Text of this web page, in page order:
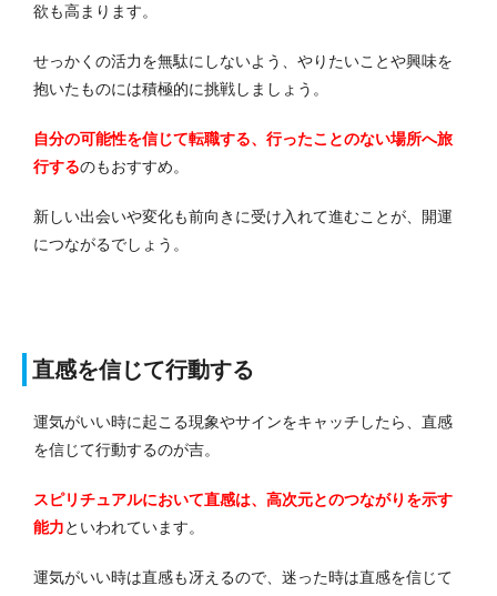
欲も高まります。
せっかくの活力を無駄にしないよう、やりたいことや興味を
抱いたものには積極的に挑戦しましょう。
自分の可能性を信じて転職する、行ったことのない場所へ旅
行するのもおすすめ。
新しい出会いや変化も前向きに受け入れて進むことが、開運
につながるでしょう。
直感を信じて行動する
運気がいい時に起こる現象やサインをキャッチしたら、直感
を信じて行動するのが吉。
スピリチュアルにおいて直感は、高次元とのつながりを示す
能力といわれています。
運気がいい時は直感も冴えるので、迷った時は直感を信じて